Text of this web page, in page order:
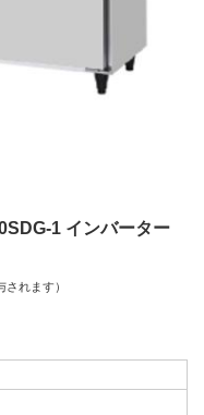
1 インバーター
されます）